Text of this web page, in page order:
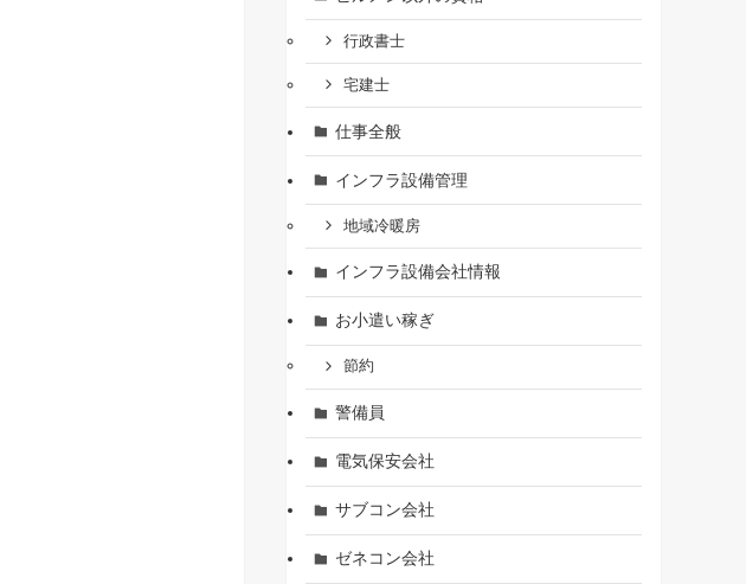
行政書士
宅建士
仕事全般
インフラ設備管理
地域冷暖房
インフラ設備会社情報
お小遣い稼ぎ
節約
警備員
電気保安会社
サブコン会社
ゼネコン会社